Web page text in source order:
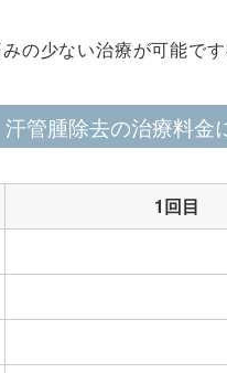
の少ない治療が可能です
汗管腫除去の治療料金
1回目